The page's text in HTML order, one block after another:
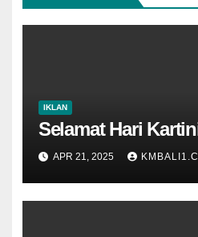
IKLAN
Selamat Hari
APR 21, 2025